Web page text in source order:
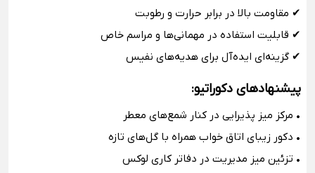
✔ مقاومت بالا در برابر حرارت و رطوبت
✔ قابلیت استفاده در مهمانی‌ها و مراسم خاص
✔ گزینه‌ای ایده‌آل برای هدیه‌های نفیس
پیشنهادهای دکوراتیو:
• مرکز میز پذیرایی در کنار شمع‌های معطر
• دکور زیبای اتاق خواب همراه با گل‌های تازه
• تزئین میز مدیریت در دفاتر کاری لوکس